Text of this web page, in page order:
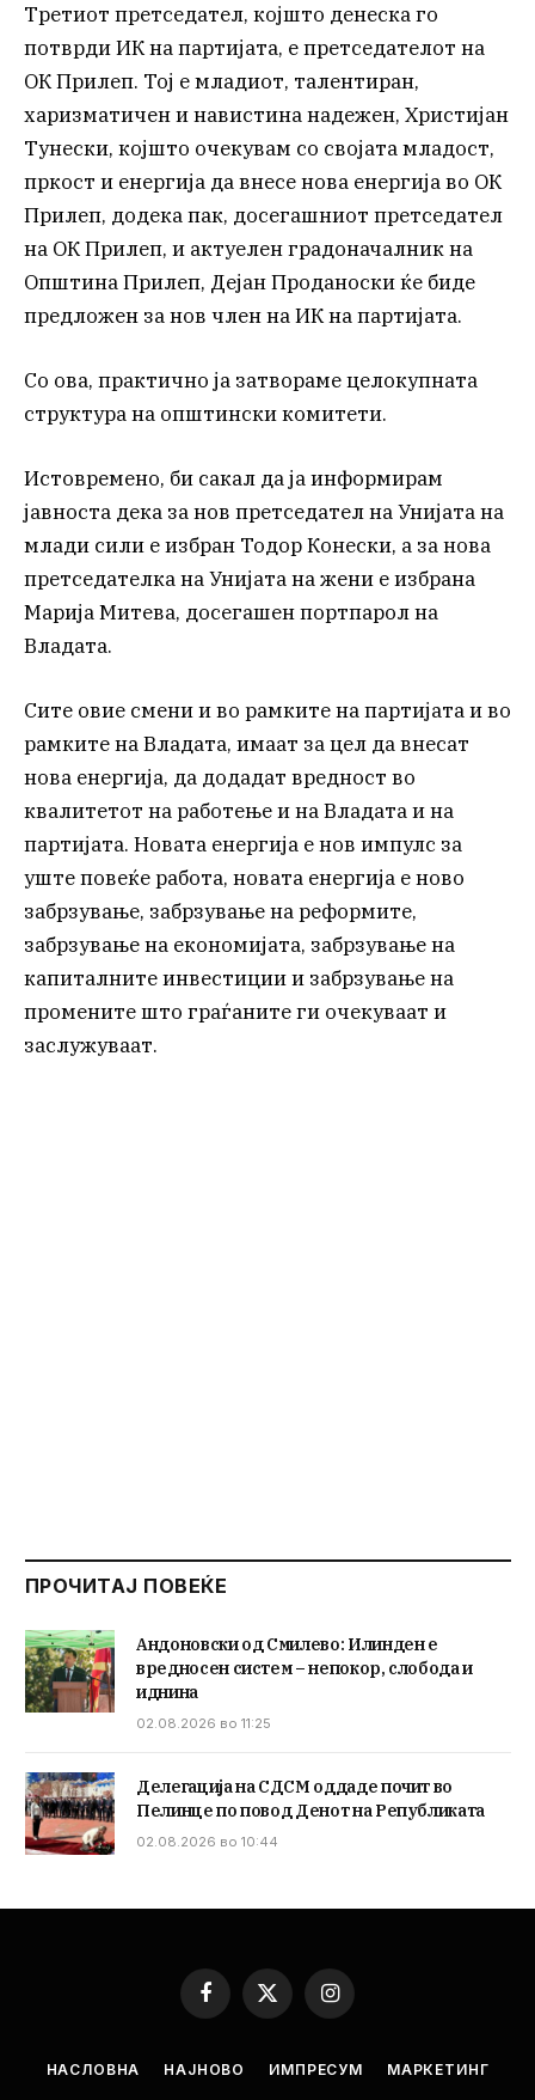
Третиот претседател, којшто денеска го
потврди ИК на партијата, е претседателот на
ОК Прилеп. Тој е младиот, талентиран,
харизматичен и навистина надежен, Христијан
Тунески, којшто очекувам со својата младост,
пркост и енергија да внесе нова енергија во ОК
Прилеп, додека пак, досегашниот претседател
на ОК Прилеп, и актуелен градоначалник на
Општина Прилеп, Дејан Проданоски ќе биде
предложен за нов член на ИК на партијата.
Со ова, практично ја затвораме целокупната
структура на општински комитети.
Истовремено, би сакал да ја информирам
јавноста дека за нов претседател на Унијата на
млади сили е избран Тодор Конески, а за нова
претседателка на Унијата на жени е избрана
Марија Митева, досегашен портпарол на
Владата.
Сите овие смени и во рамките на партијата и во
рамките на Владата, имаат за цел да внесат
нова енергија, да додадат вредност во
квалитетот на работење и на Владата и на
партијата. Новата енергија е нов импулс за
уште повеќе работа, новата енергија е ново
забрзување, забрзување на реформите,
забрзување на економијата, забрзување на
капиталните инвестиции и забрзување на
промените што граѓаните ги очекуваат и
заслужуваат.
ПРОЧИТАЈ ПОВЕЌЕ
Андоновски од Смилево: Илинден е
вредносен систем – непокор, слобода и
иднина
02.08.2026 во 11:25
Делегација на СДСМ оддаде почит во
Пелинце по повод Денот на Републиката
02.08.2026 во 10:44
Facebook
X
(Twitter)
Instagram
НАСЛОВНА НАЈНОВО ИМПРЕСУМ МАРКЕТИНГ